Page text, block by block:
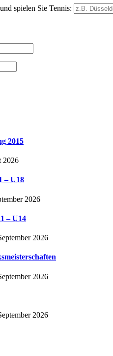
spielen Sie Tennis:
2015
2026
– U18
2026
– U14
2026
2026
2026